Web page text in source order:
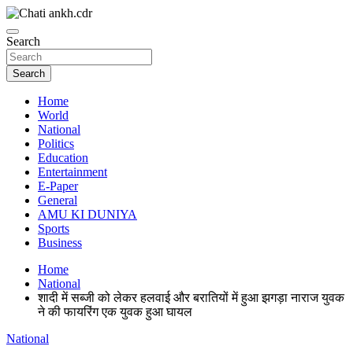
Skip
to
content
Chatiankh
News Paper
Search
Search
Home
World
National
Politics
Education
Entertainment
E-Paper
General
AMU KI DUNIYA
Sports
Business
Home
National
शादी में सब्जी को लेकर हलवाई और बरातियों में हुआ झगड़ा नाराज युवक
ने की फायरिंग एक युवक हुआ घायल
National